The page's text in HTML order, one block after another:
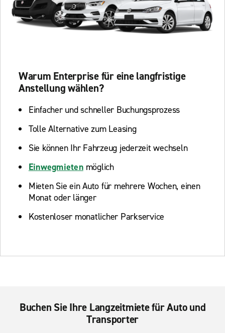
Warum Enterprise für eine langfristige
Anstellung wählen?
Einfacher und schneller Buchungsprozess
Tolle Alternative zum Leasing
Sie können Ihr Fahrzeug jederzeit wechseln
Einwegmietenmöglich
Mieten Sie ein Auto für mehrere Wochen, einen
Monat oder länger
Kostenloser monatlicher Parkservice
Buchen Sie Ihre Langzeitmiete für Auto und
Transporter